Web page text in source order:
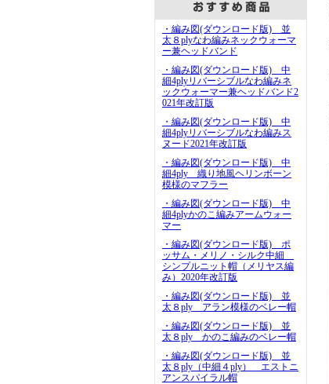
・編み図(ダウンロード版) 並
太８plyなわ編みネックウォーマ
ー兼ヘッドバンド
・編み図(ダウンロード版) 中
細4plyリバーシブルなわ編みネ
ックウォーマー兼ヘッドバンド2
021年改訂版
・編み図(ダウンロード版) 中
細4plyリバーシブルなわ編みス
ヌード2021年改訂版
・編み図(ダウンロード版) 中
細4ply 織り地風ヘリンボーン
模様のマフラー
・編み図(ダウンロード版) 中
細4plyかのこ編みアームウォー
マー
・編み図(ダウンロード版) ポ
ッサム・メリノ・シルク中細
シンプルニット帽（メリヤス編
み）2020年改訂版
・編み図(ダウンロード版) 並
太８ply アラン模様のベレー帽
・編み図(ダウンロード版) 並
太８ply かのこ編みのベレー帽
・編み図(ダウンロード版) 並
太８ply（中細４ply） エストニ
アンスパイラル帽